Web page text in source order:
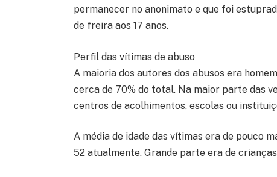
permanecer no anonimato e que foi
de freira aos 17 anos.
Perfil das vítimas de abuso
A maioria dos autores dos abusos era
cerca de 70% do total. Na maior parte das
centros de acolhimentos, escolas ou
A média de idade das vítimas era de pouco
52 atualmente. Grande parte era de